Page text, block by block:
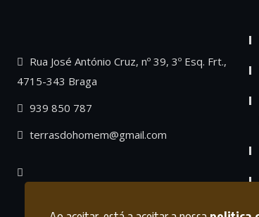
Rua José António Cruz, nº 39, 3º Esq. Frt.,
4715-343 Braga
939 850 787
terrasdohomem@gmail.com